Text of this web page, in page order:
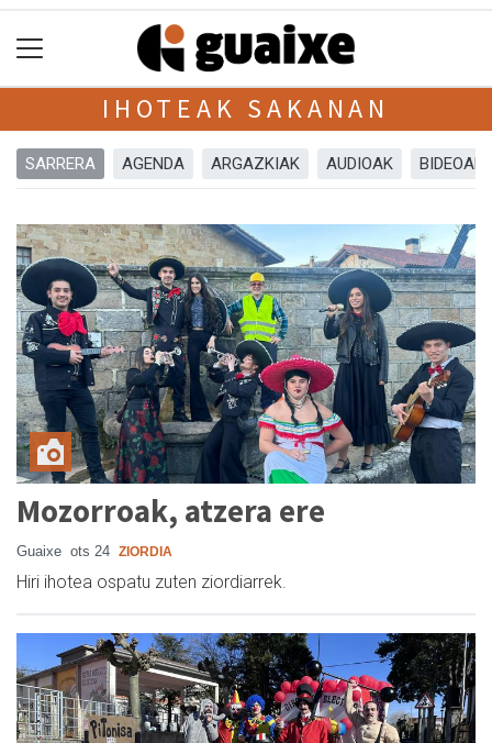
IHOTEAK SAKANAN
SARRERA AGENDA ARGAZKIAK AUDIOAK BIDEOAK
Mozorroak, atzera ere
Guaixe ots 24 ZIORDIA
Hiri ihotea ospatu zuten ziordiarrek.